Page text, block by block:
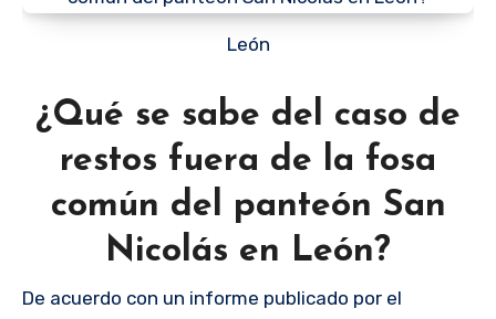
León
¿Qué se sabe del caso de
restos fuera de la fosa
común del panteón San
Nicolás en León?
De acuerdo con un informe publicado por el